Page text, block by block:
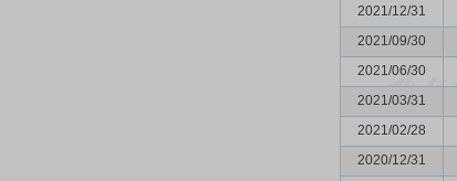
2021/12/31
2021/09/30
2021/06/30
2021/03/31
2021/02/28
2020/12/31